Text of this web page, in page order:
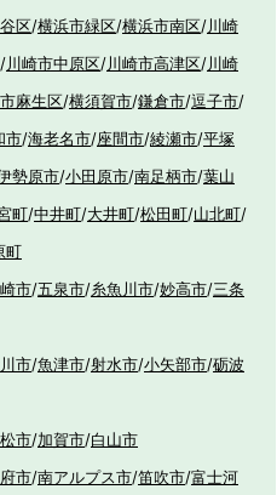
区/横浜市緑区/横浜市南区/川崎
/川崎市中原区/川崎市高津区/川崎
麻生区/横須賀市/鎌倉市/逗子市/
市/海老名市/座間市/綾瀬市/平塚
勢原市/小田原市/南足柄市/葉山
町/中井町/大井町/松田町/山北町/
町
市/五泉市/糸魚川市/妙高市/三条
市/魚津市/射水市/小矢部市/砺波
市/加賀市/白山市
市/南アルプス市/笛吹市/富士河